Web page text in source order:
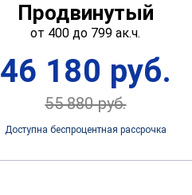
Продвинутый
от 400 до 799 ак.ч.
46 180 руб.
55 880 руб.
Доступна беспроцентная рассрочка